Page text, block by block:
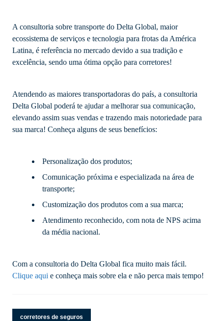
A consultoria sobre transporte do Delta Global, maior
ecossistema de serviços e tecnologia para frotas da América
Latina, é referência no mercado devido a sua tradição e
excelência, sendo uma ótima opção para corretores!
Atendendo as maiores transportadoras do país, a consultoria
Delta Global poderá te ajudar a melhorar sua comunicação,
elevando assim suas vendas e trazendo mais notoriedade para
sua marca! Conheça alguns de seus benefícios:
Personalização dos produtos;
Comunicação próxima e especializada na área de
transporte;
Customização dos produtos com a sua marca;
Atendimento reconhecido, com nota de NPS acima
da média nacional.
Com a consultoria do Delta Global fica muito mais fácil.
Clique aqui e conheça mais sobre ela e não perca mais tempo!
corretores de seguros